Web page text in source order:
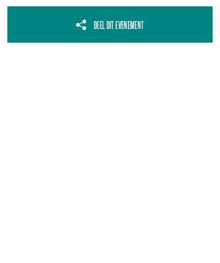
DEEL DIT EVENEMENT